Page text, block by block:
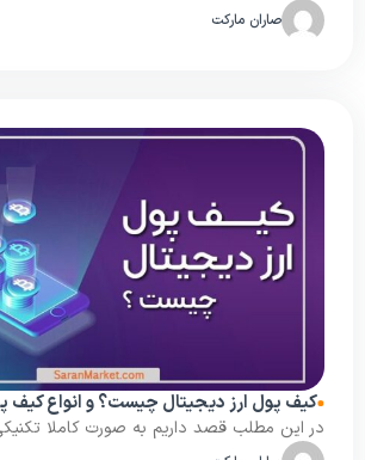
صاران مارکت
کیف پول ارز دیجیتال چیست؟ و انواع کیف
در این مطلب قصد داریم به صورت کاملا